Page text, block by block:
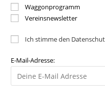
Waggonprogramm
Vereinsnewsletter
Ich stimme den
E-Mail-Adresse: